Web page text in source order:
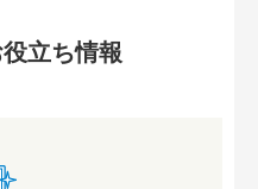
立ち情報